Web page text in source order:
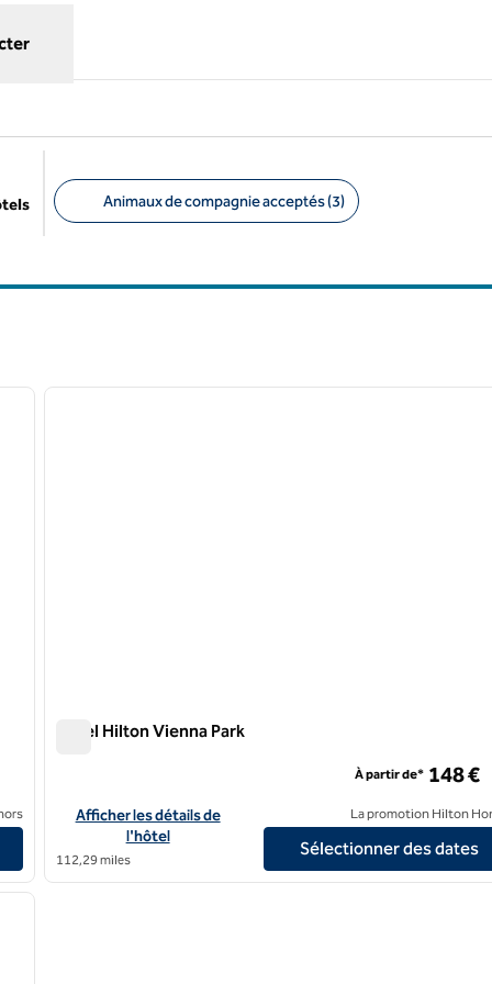
Animaux de compagnie acceptés (3)
image suivante
1 sur 12
Hôtel Hilton Vienna Park
Afficher les détails de l'hôtel Hilton Vienna Park
Afficher les détails de
l'hôtel
112,29 miles
À partir de* 148 €
La promotion Hilton
Sélectionner des dates
12
image suivante